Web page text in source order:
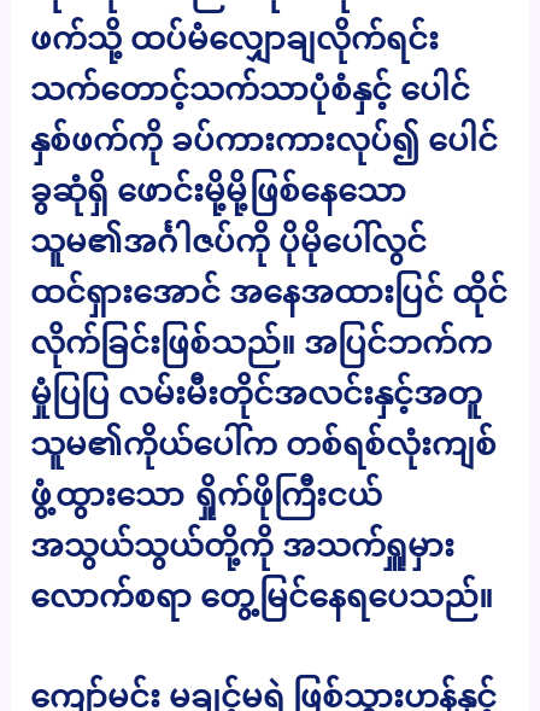
ဖက်သို့ ထပ်မံလျှောချလိုက်ရင်း
သက်တောင့်သက်သာပုံစံနှင့် ပေါင်
နှစ်ဖက်ကို ခပ်ကားကားလုပ်၍ ပေါင်
ခွဆုံရှိ ဖောင်းမို့မို့ဖြစ်နေသော
သူမ၏အင်္ဂါဇပ်ကို ပိုမိုပေါ်လွင်
ထင်ရှားအောင် အနေအထားပြင် ထိုင်
လိုက်ခြင်းဖြစ်သည်။ အပြင်ဘက်က
မှုံပြပြ လမ်းမီးတိုင်အလင်းနှင့်အတူ
သူမ၏ကိုယ်ပေါ်က တစ်ရစ်လုံးကျစ်
ဖွံ့ထွားသော ရှိုက်ဖိုကြီးငယ်
အသွယ်သွယ်တို့ကို အသက်ရှူမှား
လောက်စရာ တွေ့မြင်နေရပေသည်။
ကျော်မင်း မချင့်မရဲ ဖြစ်သွားဟန်နှင့်